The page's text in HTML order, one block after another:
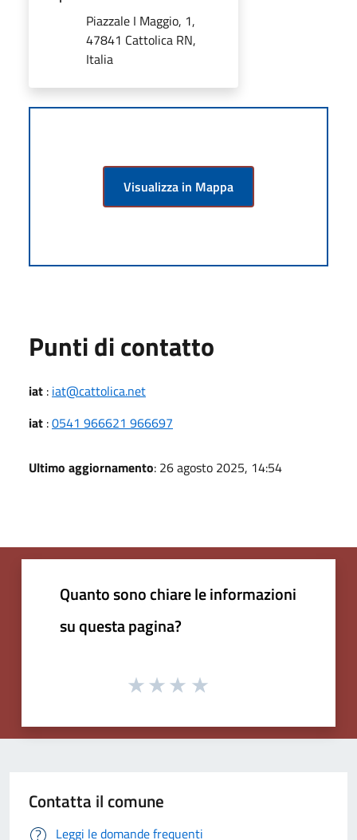
Piazzale I Maggio, 1,
47841 Cattolica RN,
Italia
Visualizza in Mappa
Punti di contatto
iat : iat@cattolica.net
iat :0541 966621 966697
Ultimo aggiornamento: 26 agosto 2025, 14:54
Quanto sono chiare le informazioni
su questa pagina?
Contatta il comune
Leggi le domande frequenti